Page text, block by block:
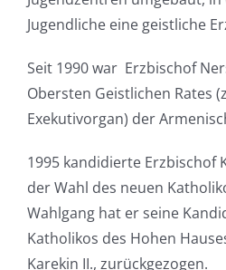
Jugendliche eine geistliche
Seit 1990 war Erzbischof
Obersten Geistlichen Rates
Exekutivorgan) der
1995 kandidierte Erzbischof
der Wahl des neuen
Wahlgang hat er seine
Katholikos des Hohen
Karekin II., zurückgezogen.